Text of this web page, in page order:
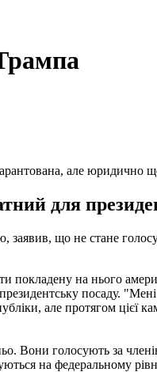
але юридично
для
заявив, що не стане
покладену на нього
посаду.
але протягом цієї
Вони голосують за
на федеральному